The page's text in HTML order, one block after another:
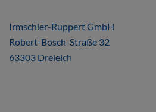
Irmschler-Ruppert GmbH
Robert-Bosch-Straße 32
63303 Dreieich